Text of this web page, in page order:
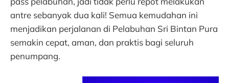
antre sebanyak dua kali! Semua kemudahan ini
menjadikan perjalanan di Pelabuhan Sri Bintan Pura
semakin cepat, aman, dan praktis bagi seluruh
penumpang.